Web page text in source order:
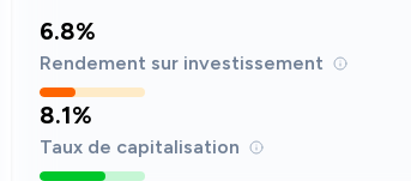
6.8%
Rendement sur investissement
8.1%
Taux de capitalisation